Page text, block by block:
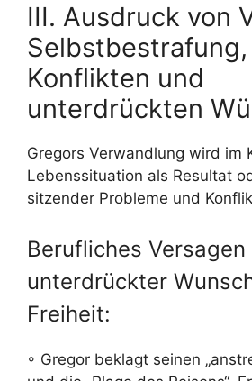
III. Ausdruck von
Konflikten und
unterdrückten
Gregors Verwandlung wird im
Lebenssituation als Resultat
sitzender Probleme und
Berufliches Versagen
unterdrückter
Freiheit:
◦ Gregor beklagt seinen